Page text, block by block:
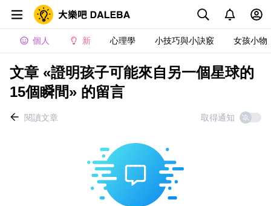
個人 新 心理學 小技巧與小訣竅 女孩小物
文章 «證明孩子可能來自另一個星球的
15個瞬間» 的留言
閱讀文章 取得通知